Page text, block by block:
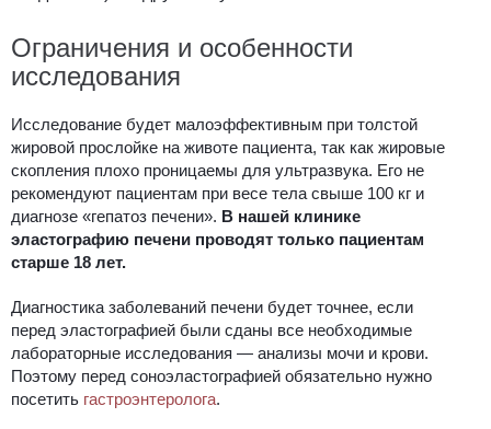
Ограничения и особенности
исследования
Исследование будет малоэффективным при толстой
жировой прослойке на животе пациента, так как жировые
скопления плохо проницаемы для ультразвука. Его не
рекомендуют пациентам при весе тела свыше 100 кг и
диагнозе «гепатоз печени». В нашей клинике
эластографию печени проводят только пациентам
старше 18 лет.
Диагностика заболеваний печени будет точнее, если
перед эластографией были сданы все необходимые
лабораторные исследования — анализы мочи и крови.
Поэтому перед соноэластографией обязательно нужно
посетить гастроэнтеролога.